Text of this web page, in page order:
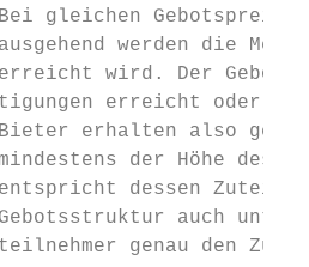
gleichen
werden die
wird. Der
erreicht oder
erhalten also
der Höhe des
dessen
auch
genau den